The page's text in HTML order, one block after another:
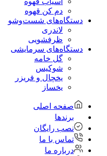
دم کن قهوه
دستگاه‌های شست‌و‌شو
لاندری
ظرفشویی
دستگاه‌های سرمایشی
گل خامه
شوکیس
یخچال و فریزر
یخساز
صفحه اصلی
برندها
نصب رایگان
تماس با ما
درباره ما